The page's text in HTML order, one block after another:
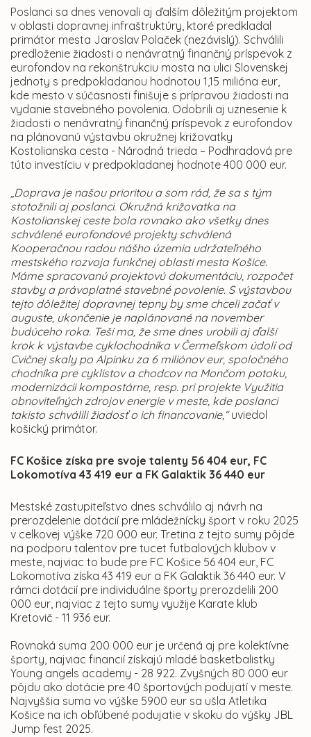
Poslanci sa dnes venovali aj ďalším dôležitým projektom
v oblasti dopravnej infraštruktúry, ktoré predkladal
primátor mesta Jaroslav Polaček (nezávislý). Schválili
predloženie žiadosti o nenávratný finančný príspevok z
eurofondov na rekonštrukciu mosta na ulici Slovenskej
jednoty s predpokladanou hodnotou 1,15 milióna eur,
kde mesto v súčasnosti finišuje s prípravou žiadosti na
vydanie stavebného povolenia. Odobrili aj uznesenie k
žiadosti o nenávratný finančný príspevok z eurofondov
na plánovanú výstavbu okružnej križovatky
Kostolianska cesta - Národná trieda – Podhradová pre
túto investíciu v predpokladanej hodnote 400 000 eur.
„Doprava je našou prioritou a som rád, že sa s tým
stotožnili aj poslanci. Okružná križovatka na
Kostolianskej ceste bola rovnako ako všetky dnes
schválené eurofondové projekty schválená
Kooperačnou radou nášho územia udržateľného
mestského rozvoja funkčnej oblasti mesta Košice.
Máme spracovanú projektovú dokumentáciu, rozpočet
stavby a právoplatné stavebné povolenie. S výstavbou
tejto dôležitej dopravnej tepny by sme chceli začať v
auguste, ukončenie je naplánované na november
budúceho roka. Teší ma, že sme dnes urobili aj ďalší
krok k výstavbe cyklochodníka v Čermeľskom údolí od
Cvičnej skaly po Alpinku za 6 miliónov eur, spoločného
chodníka pre cyklistov a chodcov na Mončom potoku,
modernizácii kompostárne, resp. pri projekte Využitia
obnoviteľných zdrojov energie v meste, kde poslanci
takisto schválili žiadosť o ich financovanie,“uviedol
košický primátor.
FC Košice získa pre svoje talenty 56 404 eur, FC
Lokomotíva 43 419 eur a FK Galaktik 36 440 eur
Mestské zastupiteľstvo dnes schválilo aj návrh na
prerozdelenie dotácií pre mládežnícky šport v roku 2025
v celkovej výške 720 000 eur. Tretina z tejto sumy pôjde
na podporu talentov pre tucet futbalových klubov v
meste, najviac to bude pre FC Košice 56 404 eur, FC
Lokomotíva získa 43 419 eur a FK Galaktik 36 440 eur. V
rámci dotácií pre individuálne športy prerozdelili 200
000 eur, najviac z tejto sumy využije Karate klub
Kretovič - 11 936 eur.
Rovnaká suma 200 000 eur je určená aj pre kolektívne
športy, najviac financií získajú mladé basketbalistky
Young angels academy - 28 922. Zvyšných 80 000 eur
pôjdu ako dotácie pre 40 športových podujatí v meste.
Najvyššia suma vo výške 5900 eur sa ušla Atletika
Košice na ich obľúbené podujatie v skoku do výšky JBL
Jump fest 2025.